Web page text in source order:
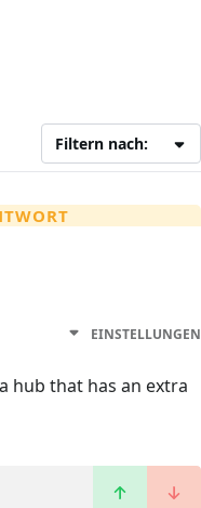
Filtern nach:
EINSTELLUNGEN
hub that has an extra